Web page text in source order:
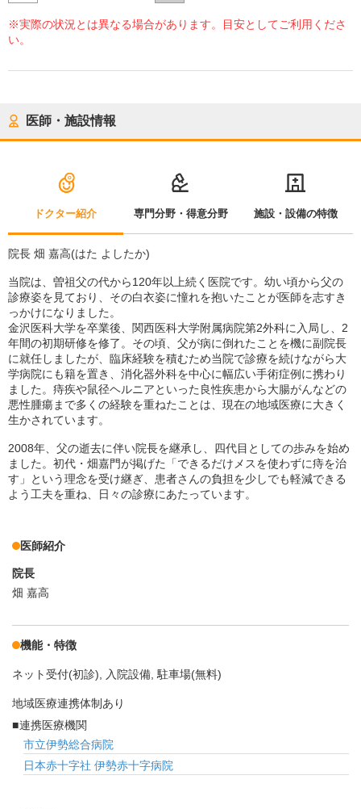
※実際の状況とは異なる場合があります。目安としてご利用くださ
い。
医師・施設情報
ドクター紹介 専門分野・得意分野 施設・設備の特徴
院長 畑 嘉高(はた よしたか)
当院は、曽祖父の代から120年以上続く医院です。幼い頃から父の
診療姿を見ており、その白衣姿に憧れを抱いたことが医師を志すき
っかけになりました。
金沢医科大学を卒業後、関西医科大学附属病院第2外科に入局し、2
年間の初期研修を修了。その頃、父が病に倒れたことを機に副院長
に就任しましたが、臨床経験を積むため当院で診療を続けながら大
学病院にも籍を置き、消化器外科を中心に幅広い手術症例に携わり
ました。痔疾や鼠径ヘルニアといった良性疾患から大腸がんなどの
悪性腫瘍まで多くの経験を重ねたことは、現在の地域医療に大きく
生かされています。
2008年、父の逝去に伴い院長を継承し、四代目としての歩みを始め
ました。初代・畑嘉門が掲げた「できるだけメスを使わずに痔を治
す」という理念を受け継ぎ、患者さんの負担を少しでも軽減できる
よう工夫を重ね、日々の診療にあたっています。
医師紹介
院長
畑 嘉高
機能・特徴
ネット受付(初診) 入院設備 駐車場(無料)
地域医療連携体制あり
連携医療機関
市立伊勢総合病院
日本赤十字社 伊勢赤十字病院